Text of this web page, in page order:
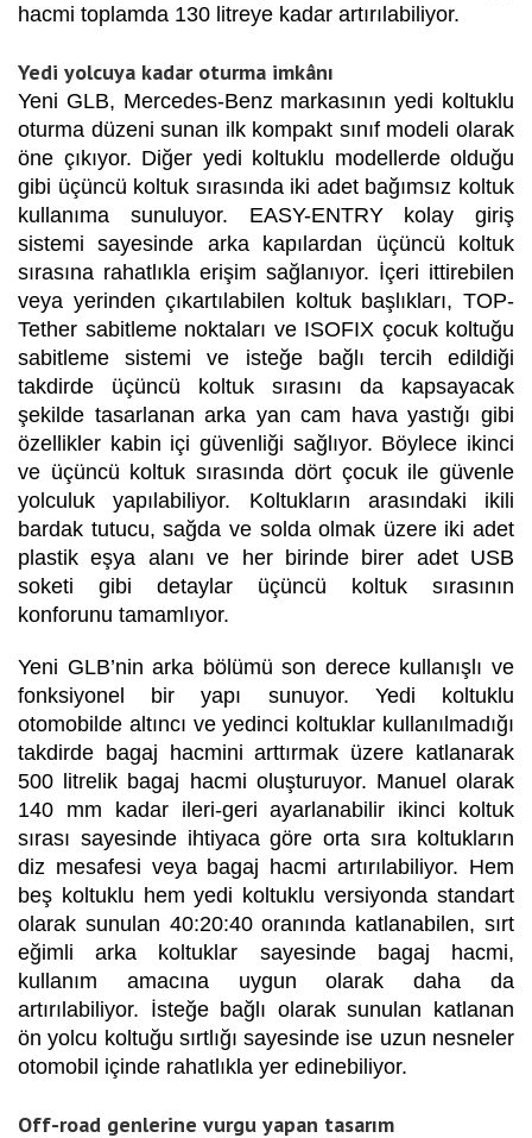
hacmi toplamda 130 litreye kadar artırılabiliyor.
Yedi yolcuya kadar oturma imkânı
Yeni GLB, Mercedes-Benz markasının yedi koltuklu
oturma düzeni sunan ilk kompakt sınıf modeli olarak
öne çıkıyor. Diğer yedi koltuklu modellerde olduğu
gibi üçüncü koltuk sırasında iki adet bağımsız koltuk
kullanıma sunuluyor. EASY-ENTRY kolay giriş
sistemi sayesinde arka kapılardan üçüncü koltuk
sırasına rahatlıkla erişim sağlanıyor. İçeri ittirebilen
veya yerinden çıkartılabilen koltuk başlıkları, TOP-
Tether sabitleme noktaları ve ISOFIX çocuk koltuğu
sabitleme sistemi ve isteğe bağlı tercih edildiği
takdirde üçüncü koltuk sırasını da kapsayacak
şekilde tasarlanan arka yan cam hava yastığı gibi
özellikler kabin içi güvenliği sağlıyor. Böylece ikinci
ve üçüncü koltuk sırasında dört çocuk ile güvenle
yolculuk yapılabiliyor. Koltukların arasındaki ikili
bardak tutucu, sağda ve solda olmak üzere iki adet
plastik eşya alanı ve her birinde birer adet USB
soketi gibi detaylar üçüncü koltuk sırasının
konforunu tamamlıyor.
Yeni GLB’nin arka bölümü son derece kullanışlı ve
fonksiyonel bir yapı sunuyor. Yedi koltuklu
otomobilde altıncı ve yedinci koltuklar kullanılmadığı
takdirde bagaj hacmini arttırmak üzere katlanarak
500 litrelik bagaj hacmi oluşturuyor. Manuel olarak
140 mm kadar ileri-geri ayarlanabilir ikinci koltuk
sırası sayesinde ihtiyaca göre orta sıra koltukların
diz mesafesi veya bagaj hacmi artırılabiliyor. Hem
beş koltuklu hem yedi koltuklu versiyonda standart
olarak sunulan 40:20:40 oranında katlanabilen, sırt
eğimli arka koltuklar sayesinde bagaj hacmi,
kullanım amacına uygun olarak daha da
artırılabiliyor. İsteğe bağlı olarak sunulan katlanan
ön yolcu koltuğu sırtlığı sayesinde ise uzun nesneler
otomobil içinde rahatlıkla yer edinebiliyor.
Off-road genlerine vurgu yapan tasarım